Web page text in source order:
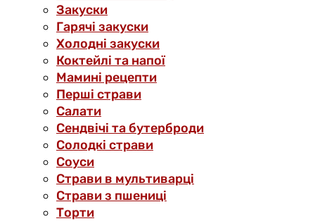
Закуски
Гарячі закуски
Холодні закуски
Коктейлі та напої
Мамині рецепти
Перші страви
Салати
Сендвічі та бутерброди
Солодкі страви
Соуси
Страви в мультиварці
Страви з пшениці
Торти